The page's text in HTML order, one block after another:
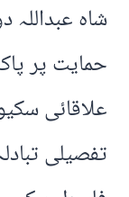
شاہ
حمایت پر
علاقائی
تفصیلی